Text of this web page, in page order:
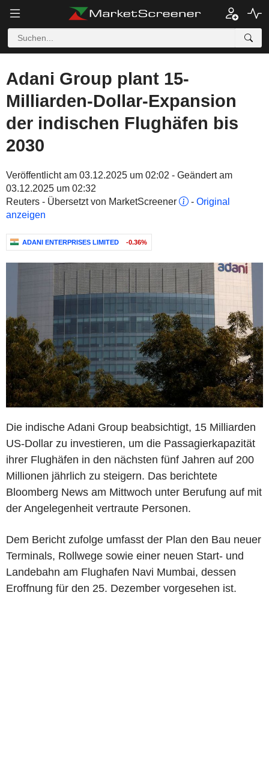
Adani Group plant 15-
Milliarden-Dollar-Expansion
der indischen Flughäfen bis
2030
Veröffentlicht am 03.12.2025 um 02:02 - Geändert am
03.12.2025 um 02:32
Reuters - Übersetzt von MarketScreener
- Original
anzeigen
ADANI ENTERPRISES LIMITED -0.36%
Die indische Adani Group beabsichtigt, 15 Milliarden
US-Dollar zu investieren, um die Passagierkapazität
ihrer Flughäfen in den nächsten fünf Jahren auf 200
Millionen jährlich zu steigern. Das berichtete
Bloomberg News am Mittwoch unter Berufung auf mit
der Angelegenheit vertraute Personen.
Dem Bericht zufolge umfasst der Plan den Bau neuer
Terminals, Rollwege sowie einer neuen Start- und
Landebahn am Flughafen Navi Mumbai, dessen
Eroffnung für den 25. Dezember vorgesehen ist.